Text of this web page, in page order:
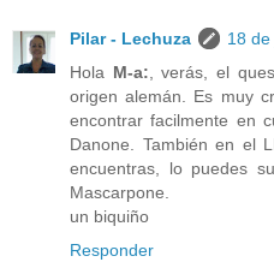
Pilar - Lechuza
18
Hola M-a: , verás, el
origen alemán. Es muy
encontrar facilmente en
Danone. También en el
encuentras, lo puedes
Mascarpone.
un biquiño
Responder